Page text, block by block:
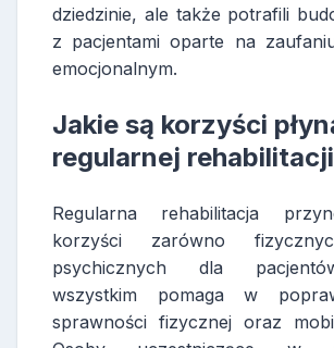
dziedzinie, ale także potrafili
z pacjentami oparte na
emocjonalnym.
Jakie są korzyści
regularnej
Regularna rehabilitacja
korzyści zarówno
psychicznych dla
wszystkim pomaga w
sprawności fizycznej oraz